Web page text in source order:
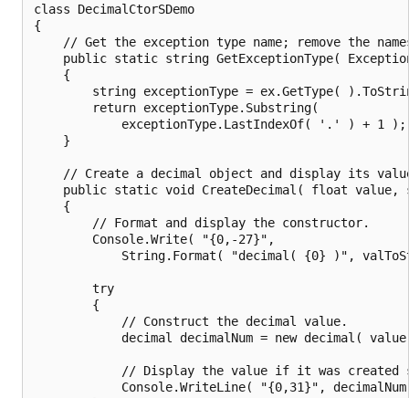
class DecimalCtorSDemo
{
// Get the exception type name; remove the
public static string GetExceptionType(
    {
string exceptionType = ex.GetType(
        return exceptionType.Substring(
            exceptionType.LastIndexOf( '.' ) + 1 );
    }
// Create a decimal object and display its
public static void CreateDecimal( float value,
    {
        // Format and display the constructor.
        Console.Write( "{0,-27}",
String.Format( "decimal( {0} )",
        try
        {
            // Construct the decimal value.
decimal decimalNum = new decimal( value
// Display the value if it was created
Console.WriteLine( "{0,31}", decimalNum